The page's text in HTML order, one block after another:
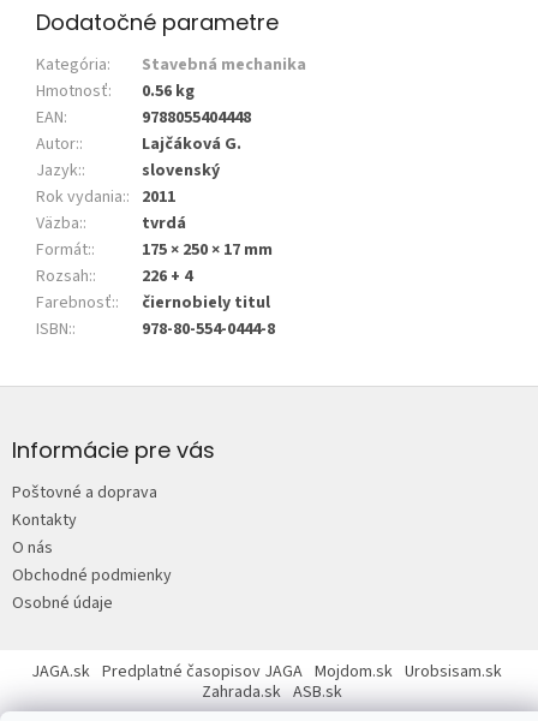
Dodatočné parametre
Kategória:
Stavebná mechanika
Hmotnosť:
0.56 kg
EAN:
9788055404448
Autor::
Lajčáková G.
Jazyk::
slovenský
Rok vydania:: 2011
Väzba::
tvrdá
Formát::
175 × 250 × 17 mm
Rozsah::
226 + 4
Farebnosť::
čiernobiely titul
ISBN:: 978-80-554-0444-8
p
e
Informácie pre vás
Poštovné a doprava
Kontakty
O nás
Obchodné podmienky
Osobné údaje
JAGA.sk Predplatné časopisov JAGA Mojdom.sk Urobsisam.sk
Zahrada.sk ASB.sk